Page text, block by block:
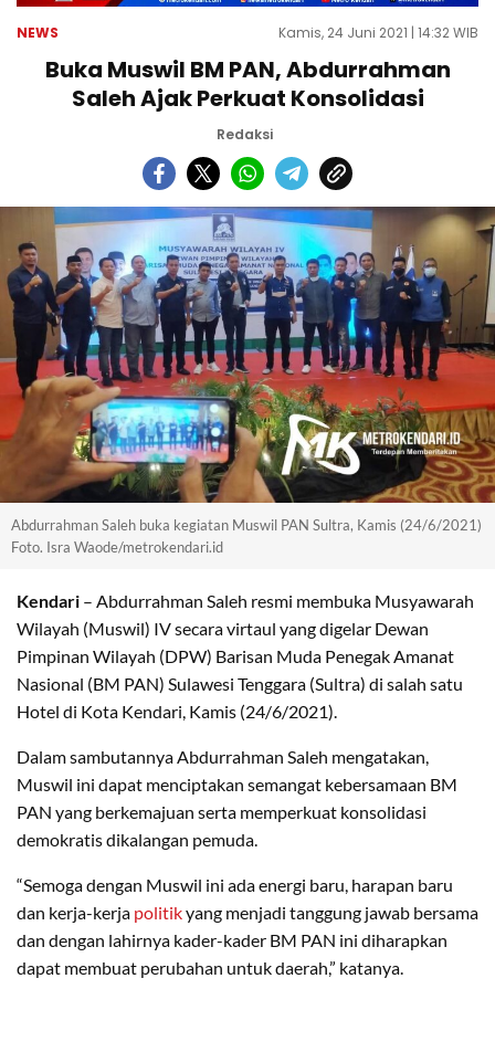
NEWS Kamis, 24 Juni 2021 | 14:32 WIB
Buka Muswil BM PAN, Abdurrahman
Saleh Ajak Perkuat Konsolidasi
Redaksi
Abdurrahman Saleh buka kegiatan Muswil PAN Sultra, Kamis (24/6/2021)
Foto. Isra Waode/metrokendari.id
Kendari – Abdurrahman Saleh resmi membuka Musyawarah
Wilayah (Muswil) IV secara virtaul yang digelar Dewan
Pimpinan Wilayah (DPW) Barisan Muda Penegak Amanat
Nasional (BM PAN) Sulawesi Tenggara (Sultra) di salah satu
Hotel di Kota Kendari, Kamis (24/6/2021).
Dalam sambutannya Abdurrahman Saleh mengatakan,
Muswil ini dapat menciptakan semangat kebersamaan BM
PAN yang berkemajuan serta memperkuat konsolidasi
demokratis dikalangan pemuda.
“Semoga dengan Muswil ini ada energi baru, harapan baru
dan kerja-kerja politikyang menjadi tanggung jawab bersama
dan dengan lahirnya kader-kader BM PAN ini diharapkan
dapat membuat perubahan untuk daerah,” katanya.